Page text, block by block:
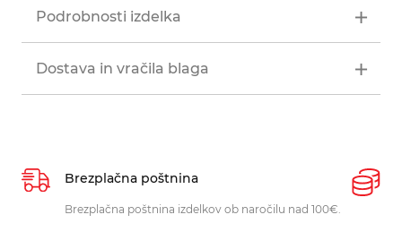
Podrobnosti izdelka
Dostava in vračila blaga
Brezplačna poštnina
Brezplačna poštnina izdelkov ob naročilu nad 100€.